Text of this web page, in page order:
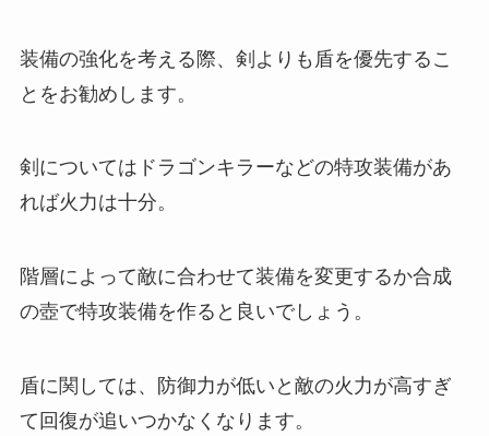
装備の強化を考える際、剣よりも盾を優先するこ
とをお勧めします。
剣についてはドラゴンキラーなどの特攻装備があ
れば火力は十分。
階層によって敵に合わせて装備を変更するか合成
の壺で特攻装備を作ると良いでしょう。
盾に関しては、防御力が低いと敵の火力が高すぎ
て回復が追いつかなくなります。